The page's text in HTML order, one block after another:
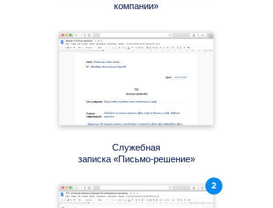
компании»
Служебная
записка «Письмо-решение»